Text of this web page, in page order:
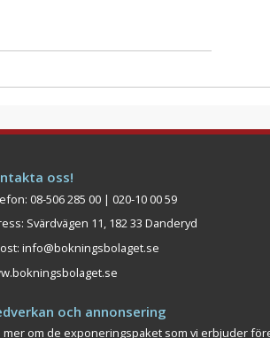
oss!
08-506 285 00 | 020-10 00 59
Svärdvägen 11, 182 33 Danderyd
info@bokningsbolaget.se
och annonsering
mer om de exponeringspaket som vi erbjuder